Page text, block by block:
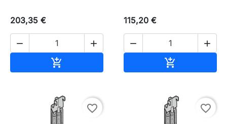
203,35 €
 

115,20 €
 

favorite_border favorite_border